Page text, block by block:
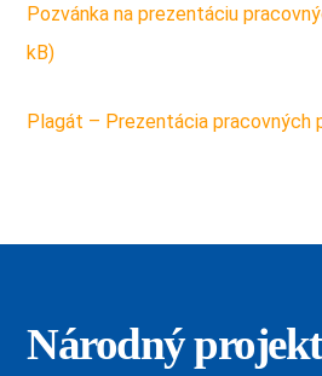
Pozvánka na prezentáciu
kB)
Plagát – Prezentácia pracovných
Národný projekt